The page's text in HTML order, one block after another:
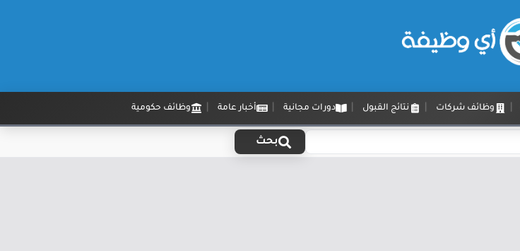
وظائف شركات نتائج القبول دورات مجانية أخبار عامة وظائف حكومية
بحث